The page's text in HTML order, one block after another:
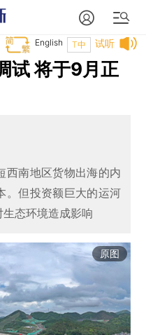
试听
T中
English
试 将于9月正
西南地区货物出海的内
。但投资额巨大的运河
态环境造成影响
原图